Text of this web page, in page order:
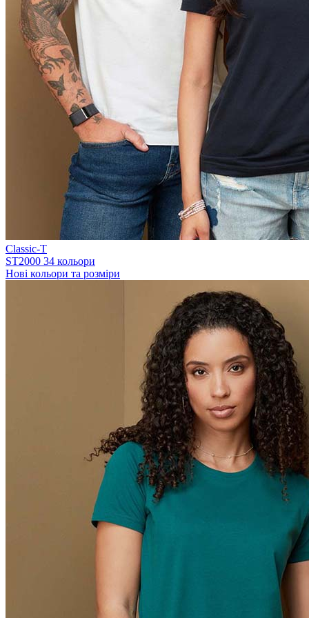
Classic-T
ST2000 34 кольори
Нові кольори та розміри